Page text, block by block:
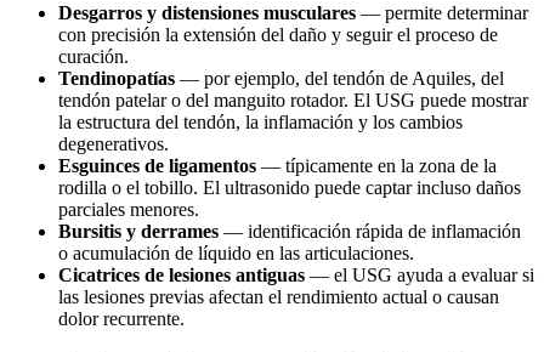
Desgarros y distensiones musculares — permite determinar
con precisión la extensión del daño y seguir el proceso de
curación.
Tendinopatías — por ejemplo, del tendón de Aquiles, del
tendón patelar o del manguito rotador. El USG puede mostrar
la estructura del tendón, la inflamación y los cambios
degenerativos.
Esguinces de ligamentos — típicamente en la zona de la
rodilla o el tobillo. El ultrasonido puede captar incluso daños
parciales menores.
Bursitis y derrames — identificación rápida de inflamación
o acumulación de líquido en las articulaciones.
Cicatrices de lesiones antiguas — el USG ayuda a evaluar si
las lesiones previas afectan el rendimiento actual o causan
dolor recurrente.